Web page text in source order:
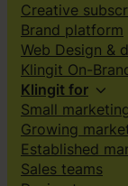
Creative
Brand platform
Web Design &
Klingit On-
Klingit for
Small
Growing
Established
Sales teams